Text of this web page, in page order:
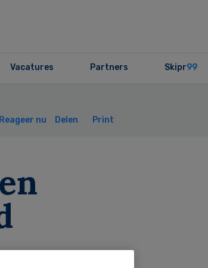
Vacatures Partners Skipr99
Reageer nu Delen Print